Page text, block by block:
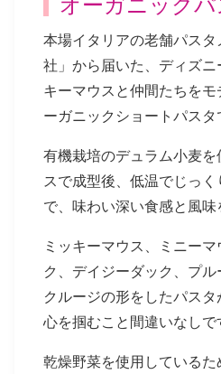
本場イタリアの老舗パス
社」から届いた、ディズ
キーマウスと仲間たちを
ーガニックショートパスタ
有機栽培のデュラム小麦
スで成型後、低温でじっ
で、味わい深い食感と風味
ミッキーマウス、ミニー
ク、デイジーダック、プ
クルージの形をしたパス
心を掴むこと間違いなしで
乾燥野菜を使用している